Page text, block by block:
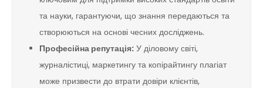
та науки, гарантуючи, що знання передаються та
створюються на основі чесних досліджень.
Професійна репутація: У діловому світі,
журналістиці, маркетингу та копірайтингу плагіат
може призвести до втрати довіри клієнтів,